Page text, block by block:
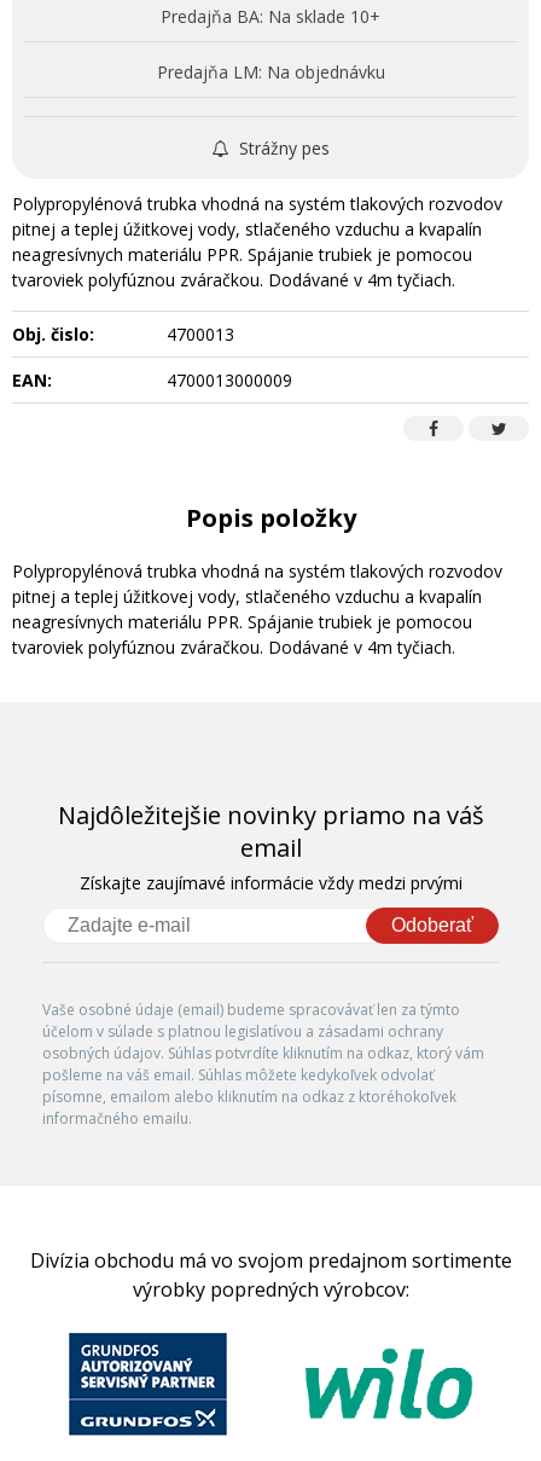
Predajňa BA: Na sklade 10+
Predajňa LM: Na objednávku
Strážny pes
Polypropylénová trubka vhodná na systém tlakových rozvodov
pitnej a teplej úžitkovej vody, stlačeného vzduchu a kvapalín
neagresívnych materiálu PPR. Spájanie trubiek je pomocou
tvaroviek polyfúznou zváračkou. Dodávané v 4m tyčiach.
Obj. čislo:
4700013
EAN:
4700013000009
Popis položky
Polypropylénová trubka vhodná na systém tlakových rozvodov
pitnej a teplej úžitkovej vody, stlačeného vzduchu a kvapalín
neagresívnych materiálu PPR. Spájanie trubiek je pomocou
tvaroviek polyfúznou zváračkou. Dodávané v 4m tyčiach.
Najdôležitejšie novinky priamo na váš
email
Získajte zaujímavé informácie vždy medzi prvými
Odoberať
Vaše osobné údaje (email) budeme spracovávať len za týmto
účelom v súlade s platnou legislatívou a zásadami ochrany
osobných údajov. Súhlas potvrdíte kliknutím na odkaz, ktorý vám
pošleme na váš email. Súhlas môžete kedykoľvek odvolať
písomne, emailom alebo kliknutím na odkaz z ktoréhokoľvek
informačného emailu.
Divízia obchodu má vo svojom predajnom sortimente
výrobky popredných výrobcov: